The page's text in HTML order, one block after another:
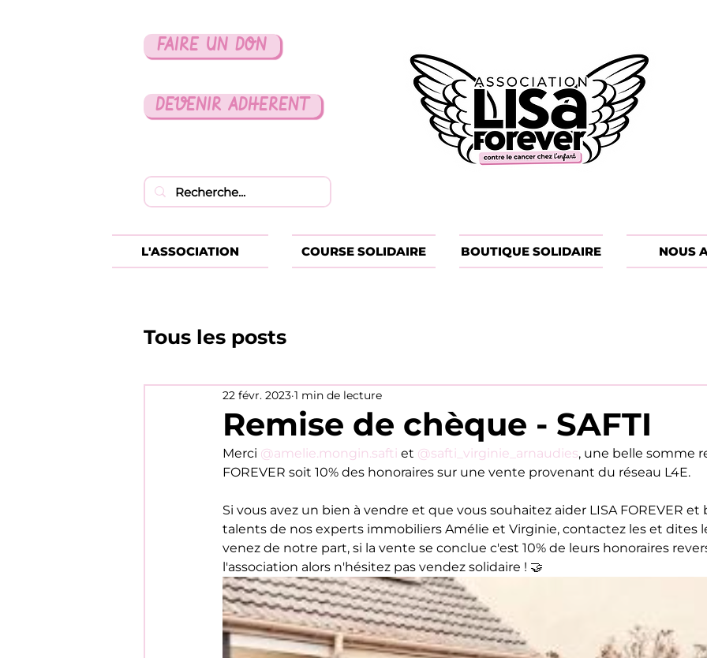
FAIRE UN DON
DEVENIR ADHERENT
Tous les posts
Remise de chèque - SAFTI
22 févr. 2023 1 min de lecture
Merci @amelie.mongin.safti et @safti_virginie_arnaudies, une belle somme
FOREVER soit 10% des honoraires sur une vente provenant du réseau L4E.
Si vous avez un bien à vendre et que vous souhaitez aider LISA FOREVER et
talents de nos experts immobiliers Amélie et Virginie, contactez les et dites
venez de notre part, si la vente se conclue c'est 10% de leurs honoraires
l'association alors n'hésitez pas vendez solidaire ! 🤝
L'ASSOCIATION COURSE SOLIDAIRE BOUTIQUE SOLIDAIRE NOUS